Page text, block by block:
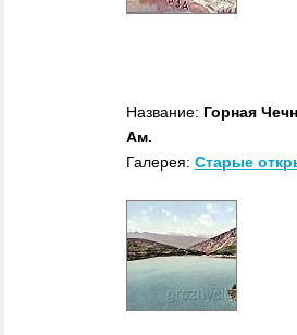
Название: Горная
Ам.
Галерея: Старые